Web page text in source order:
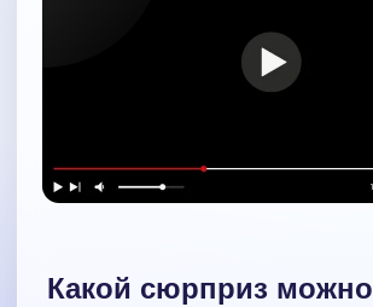
Какой сюрприз можно